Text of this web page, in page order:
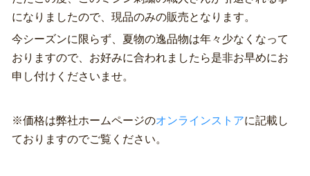
になりましたので、現品のみの販売となります。
今シーズンに限らず、夏物の逸品物は年々少なくなって
おりますので、お好みに合われましたら是非お早めにお
申し付けくださいませ。
※価格は弊社ホームページのオンラインストアに記載し
ておりますのでご覧ください。